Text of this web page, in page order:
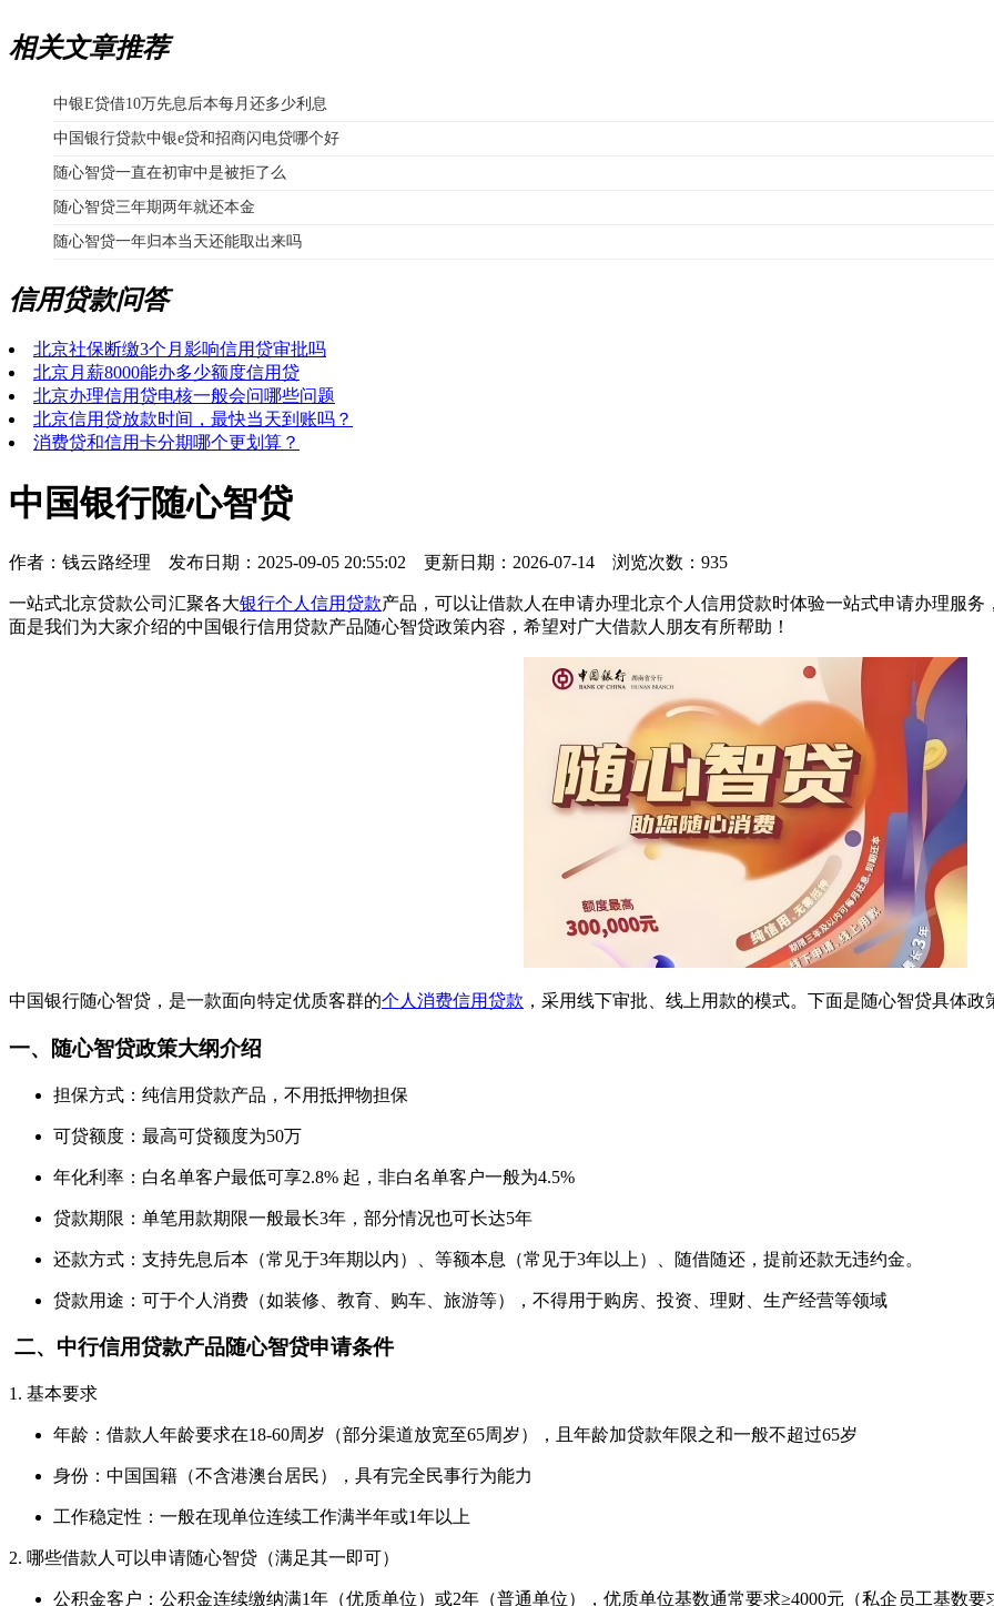
相关文章推荐
中银E贷借10万先息后本每月还多少利息
中国银行贷款中银e贷和招商闪电贷哪个好
随心智贷一直在初审中是被拒了么
随心智贷三年期两年就还本金
随心智贷一年归本当天还能取出来吗
信用贷款问答
北京社保断缴3个月影响信用贷审批吗
北京月薪8000能办多少额度信用贷
北京办理信用贷电核一般会问哪些问题
北京信用贷放款时间，最快当天到账吗？
消费贷和信用卡分期哪个更划算？
中国银行随心智贷
作者： 钱云路经理 发布日期：2025-09-05 20:55:02 更新日期：2026-07-14 浏览次数：935
一站式北京贷款公司汇聚各大银行个人信用贷款产品，可以让借款人在申请办理北京个人信用贷款时体验一站式申请办理服
面是我们为大家介绍的中国银行信用贷款产品随心智贷政策内容，希望对广大借款人朋友有所帮助！
中国银行随心智贷，是一款面向特定优质客群的个人消费信用贷款 ，采用线下审批、线上用款的模式。下面是随心智贷具体政
一、随心智贷政策大纲介绍
担保方式：纯信用贷款产品，不用抵押物担保
可贷额度：最高可贷额度为50万
年化利率：白名单客户最低可享2.8% 起，非白名单客户一般为4.5%
贷款期限：单笔用款期限一般最长3年，部分情况也可长达5年
还款方式：支持先息后本（常见于3年期以内）、等额本息（常见于3年以上）、随借随还，提前还款无违约金。
贷款用途：可于个人消费（如装修、教育、购车、旅游等），不得用于购房、投资、理财、生产经营等领域
二、中行信用贷款产品随心智贷申请条件
1. 基本要求
年龄：借款人年龄要求在18-60周岁（部分渠道放宽至65周岁），且年龄加贷款年限之和一般不超过65岁
身份：中国国籍（不含港澳台居民），具有完全民事行为能力
工作稳定性：一般在现单位连续工作满半年或1年以上
2. 哪些借款人可以申请随心智贷（满足其一即可）
公积金客户：公积金连续缴纳满1年（优质单位）或2年（普通单位），优质单位基数通常要求≥4000元（私企员工基数要